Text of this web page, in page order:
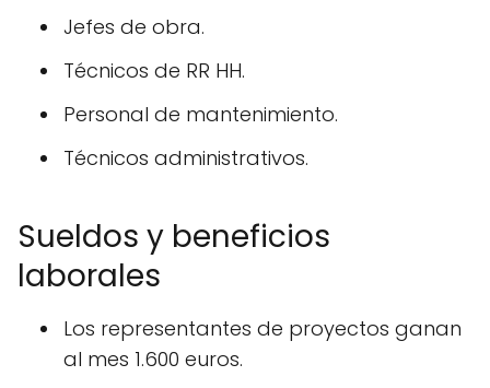
Jefes de obra.
Técnicos de RR HH.
Personal de mantenimiento.
Técnicos administrativos.
Sueldos y beneficios
laborales
Los representantes de proyectos ganan
al mes 1.600 euros.